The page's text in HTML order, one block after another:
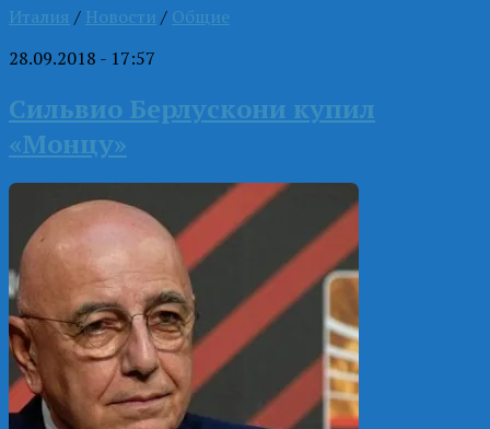
Италия / Новости / Общие
28.09.2018 - 17:57
Сильвио Берлускони купил
«Монцу»